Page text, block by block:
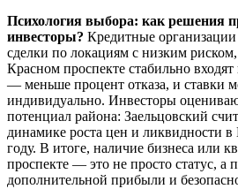
Психология выбора: как решения
инвесторы? Кредитные
сделки по локациям с низким
Красном проспекте стабильно
— меньше процент отказа, и ставки
индивидуально. Инвесторы
потенциал района: Заельцовский
динамике роста цен и ликвидности
году. В итоге, наличие бизнеса или
проспекте — это не просто статус, а
дополнительной прибыли и